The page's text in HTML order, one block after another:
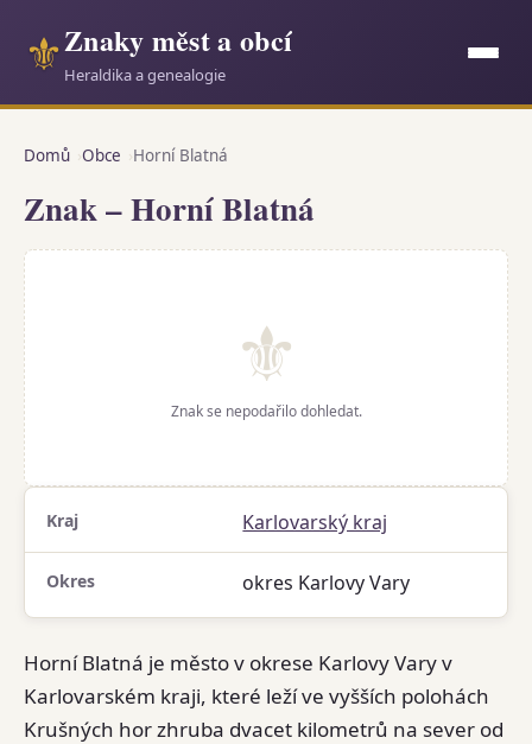
⚜Znaky měst a obcí
Heraldika a genealogie
Domů Obce Horní Blatná
Znak – Horní Blatná
⚜
Znak se nepodařilo dohledat.
Kraj Karlovarský kraj
Okres okres Karlovy Vary
Horní Blatná je město v okrese Karlovy Vary v
Karlovarském kraji, které leží ve vyšších polohách
Krušných hor zhruba dvacet kilometrů na sever od